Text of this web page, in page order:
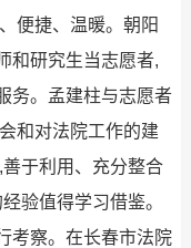
便捷、温暖。朝阳
和研究生当志愿者,
务。孟建柱与志愿者
和对法院工作的建
于利用、充分整合
验值得学习借鉴。
察。在长春市法院